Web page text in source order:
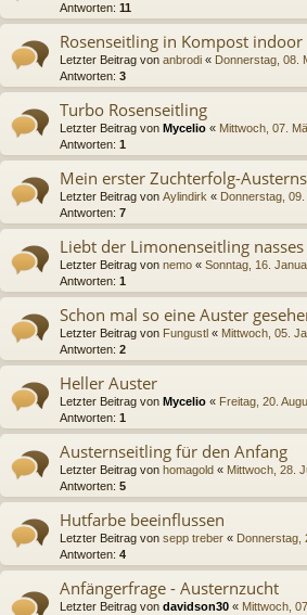
Antworten: 11
Rosenseitling in Kompost indoor
Letzter Beitrag von anbrodi « Donnerstag, 08.
Antworten: 3
Turbo Rosenseitling
Letzter Beitrag von Mycelio « Mittwoch, 07.
Antworten: 1
Mein erster Zuchterfolg-
Letzter Beitrag von Aylindirk « Donnerstag,
Antworten: 7
Liebt der Limonenseitling
Letzter Beitrag von nemo « Sonntag, 16.
Antworten: 1
Schon mal so eine Auster
Letzter Beitrag von Fungustl « Mittwoch, 05.
Antworten: 2
Heller Auster
Letzter Beitrag von Mycelio « Freitag, 20.
Antworten: 1
Austernseitling für den Anfang
Letzter Beitrag von homagold « Mittwoch, 28.
Antworten: 5
Hutfarbe beeinflussen
Letzter Beitrag von sepp treber « Donnerstag,
Antworten: 4
Anfängerfrage - Austernzucht
Letzter Beitrag von davidson30 « Mittwoch,